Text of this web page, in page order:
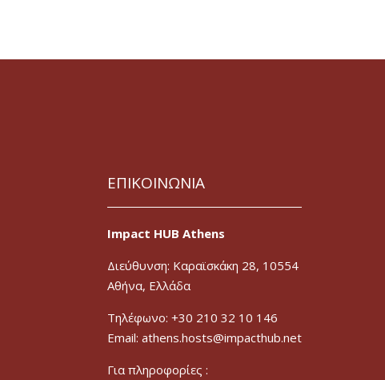
ΕΠΙΚΟΙΝΩΝΙΑ
Impact HUB Athens
Διεύθυνση: Καραϊσκάκη 28, 10554
Αθήνα, Ελλάδα
Τηλέφωνο: +30 210 32 10 146
Email: athens.hosts@impacthub.net
Για πληροφορίες :